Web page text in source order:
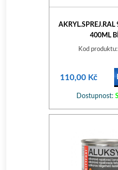
400ML
Kod
110,00 Kč
Dostupnost: